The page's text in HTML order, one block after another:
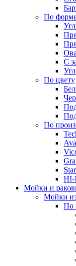
По
С
По цвету
По
HI-
Мойки и
Мойки
По